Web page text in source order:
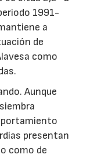
1991-
a
de
como
Aunque
presentan
como de